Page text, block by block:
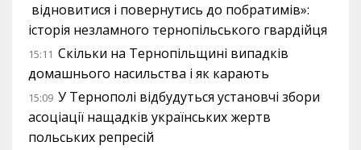
відновитися і повернутись до побратимів»:
історія незламного тернопільського гвардійця
15:11 Скільки на Тернопільщині випадків
домашнього насильства і як карають
15:09 У Тернополі відбудуться установчі збори
асоціації нащадків українських жертв
польських репресій